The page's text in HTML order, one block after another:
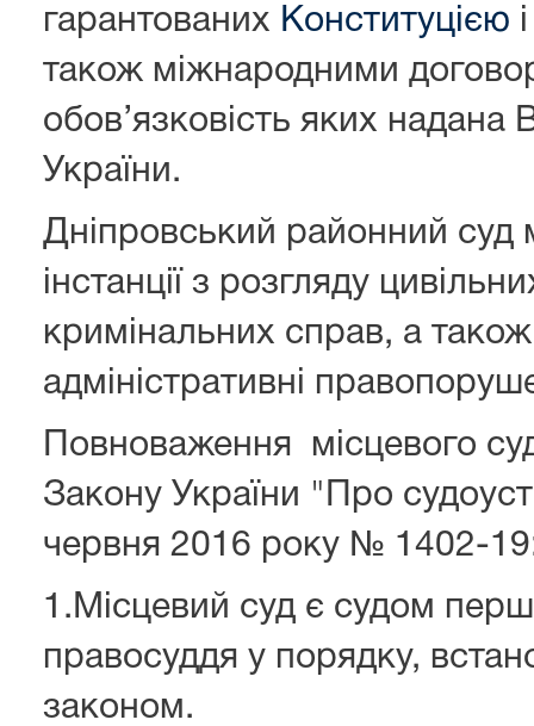
гарантованих Конституцією
також міжнародними
обов’язковість яких
України.
Дніпровський районний
інстанції з розгляду
кримінальних справ, а
адміністративні
Повноваження місцевого
Закону України "Про
червня 2016 року № 1402-
1.Місцевий суд є судом
правосуддя у порядку,
законом.